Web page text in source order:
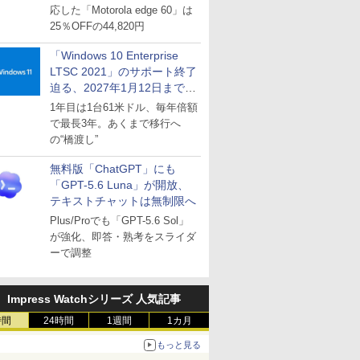
応した「Motorola edge 60」は
25％OFFの44,820円
「Windows 10 Enterprise
LTSC 2021」のサポート終了
迫る、2027年1月12日まで
～ESUは9月1日から販売
1年目は1台61米ドル、毎年倍額
で最長3年。あくまで移行へ
の“橋渡し”
無料版「ChatGPT」にも
「GPT-5.6 Luna」が開放、
テキストチャットは無制限へ
Plus/Proでも「GPT-5.6 Sol」
が強化、即答・熟考をスライダ
ーで調整
Impress Watchシリーズ 人気記事
24時間 1週間 1カ月
もっと見る